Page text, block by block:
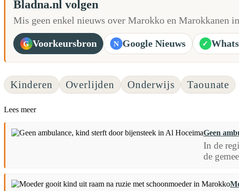
Bladna.nl volgen
Mis geen enkel nieuws over Marokko en Marokkanen
G Voorkeursbron N Google Nieuws ✓
Kinderen Overlijden Onderwijs Taounate
Lees meer
Geen
In de
de